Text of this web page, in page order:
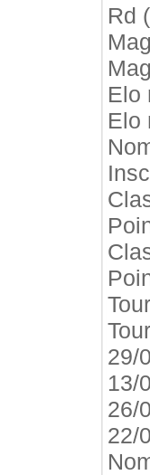
Rd
Elo
Elo
29/
13/
26/
22/